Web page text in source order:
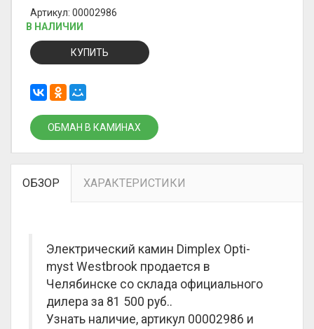
Артикул: 00002986
В НАЛИЧИИ
КУПИТЬ
ОБМАН В КАМИНАХ
ОБЗОР ХАРАКТЕРИСТИКИ
Электрический камин Dimplex Opti-
myst Westbrook продается в
Челябинске со склада официального
дилера за 81 500 руб..
Узнать наличие, артикул 00002986 и